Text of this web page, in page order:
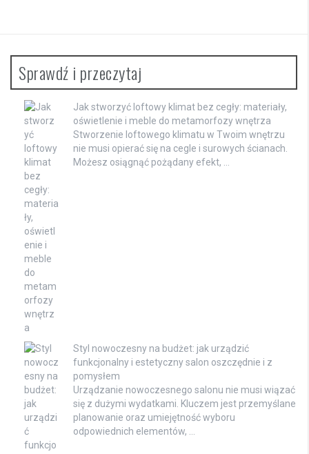
Sprawdź i przeczytaj
Jak stworzyć loftowy klimat bez cegły: materiały,
oświetlenie i meble do metamorfozy wnętrza
Stworzenie loftowego klimatu w Twoim wnętrzu
nie musi opierać się na cegle i surowych ścianach.
Możesz osiągnąć pożądany efekt, …
Styl nowoczesny na budżet: jak urządzić
funkcjonalny i estetyczny salon oszczędnie i z
pomysłem
Urządzanie nowoczesnego salonu nie musi wiązać
się z dużymi wydatkami. Kluczem jest przemyślane
planowanie oraz umiejętność wyboru
odpowiednich elementów, …